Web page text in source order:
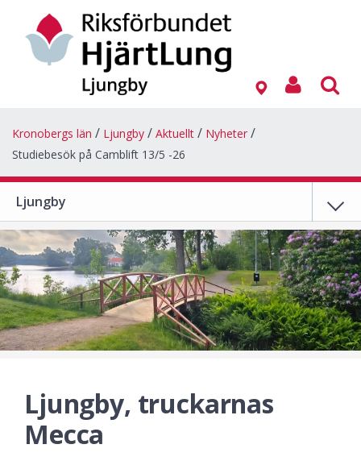
Kronobergs län Ljungby Aktuellt
Nyheter
Studiebesök på Camblift 13/5 -26
Ljungby
Ljungby, truckarnas
Mecca